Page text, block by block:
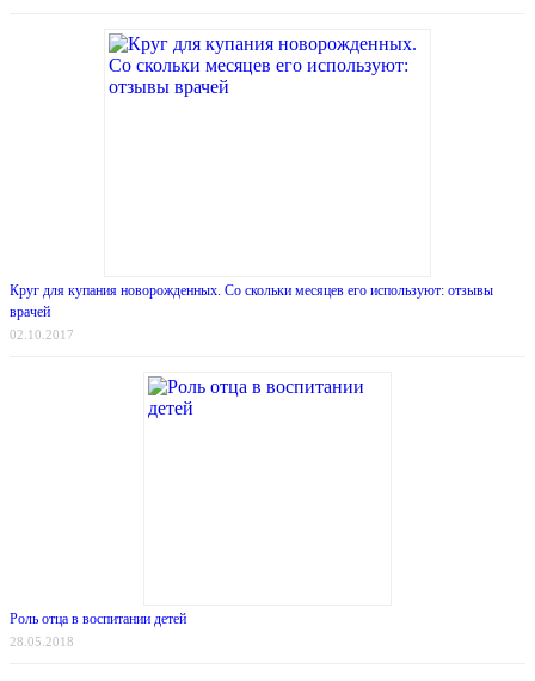
Круг для купания новорожденных. Со скольки месяцев его используют: отзывы
врачей
02.10.2017
Роль отца в воспитании детей
28.05.2018